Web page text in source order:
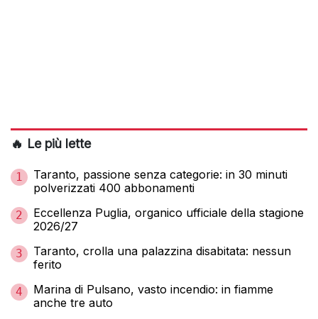
🔥 Le più lette
1
Taranto, passione senza categorie: in 30 minuti
polverizzati 400 abbonamenti
2
Eccellenza Puglia, organico ufficiale della stagione
2026/27
3
Taranto, crolla una palazzina disabitata: nessun
ferito
4
Marina di Pulsano, vasto incendio: in fiamme
anche tre auto